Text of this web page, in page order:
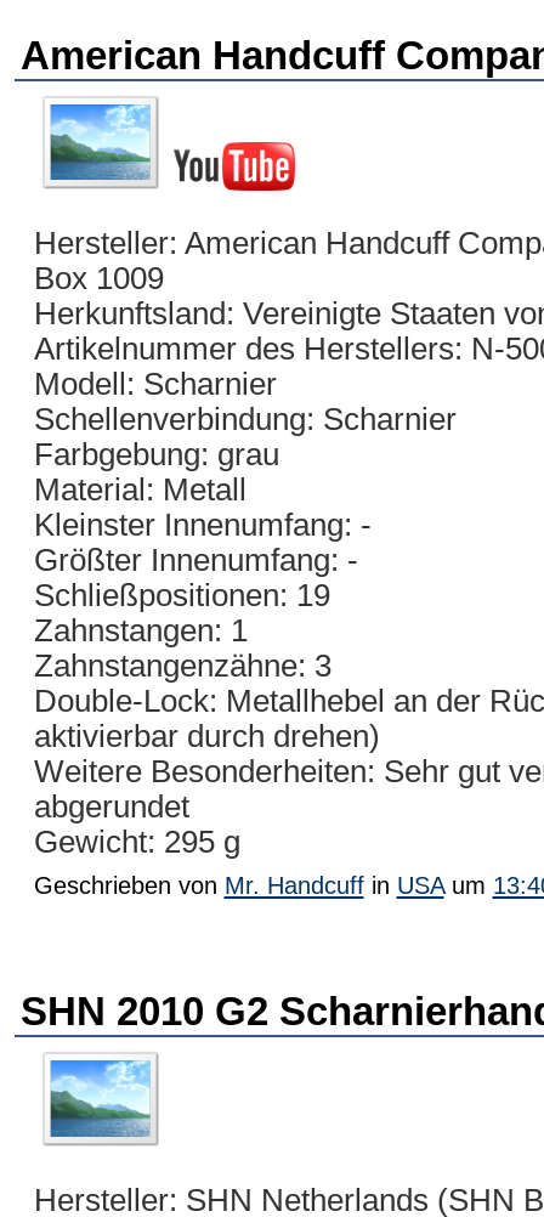
American Handcuff
Hersteller: American Handcuff
Box 1009
Herkunftsland: Vereinigte Staaten
Artikelnummer des Herstellers: N-
Modell: Scharnier
Schellenverbindung: Scharnier
Farbgebung: grau
Material: Metall
Kleinster Innenumfang: -
Größter Innenumfang: -
Schließpositionen: 19
Zahnstangen: 1
Zahnstangenzähne: 3
Double-Lock: Metallhebel an der
aktivierbar durch drehen)
Weitere Besonderheiten: Sehr gut
abgerundet
Gewicht: 295 g
Geschrieben von Mr. Handcuffin USAum
SHN 2010 G2
Hersteller: SHN Netherlands (SHN